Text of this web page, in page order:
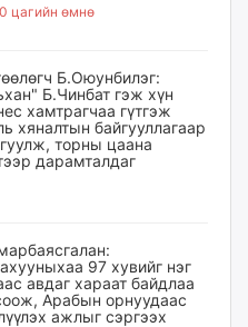
цагийн өмнө
Б.Оюунбилэг:
Б.Чинбат гэж хүн
хамтрагчаа гүтгэж
хяналтын байгууллагаар
торны цаана
дарамталдаг
97 хувийг нэг
авдаг хараат байдлаа
Арабын орнуудаас
ажлыг сэргээх